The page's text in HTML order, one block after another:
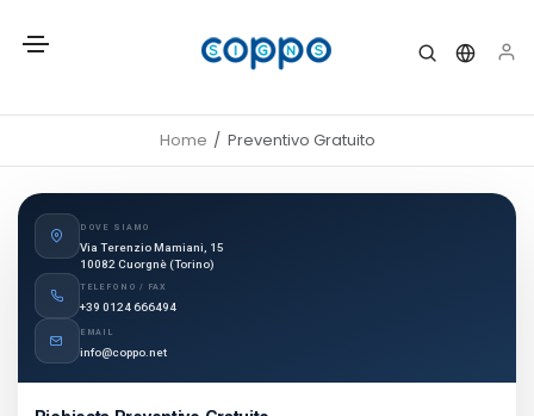
Home Preventivo Gratuito
DOVE SIAMO
Via Terenzio Mamiani, 15
10082 Cuorgnè (Torino)
TELEFONO / FAX
+39 0124 666494
EMAIL
info@coppo.net